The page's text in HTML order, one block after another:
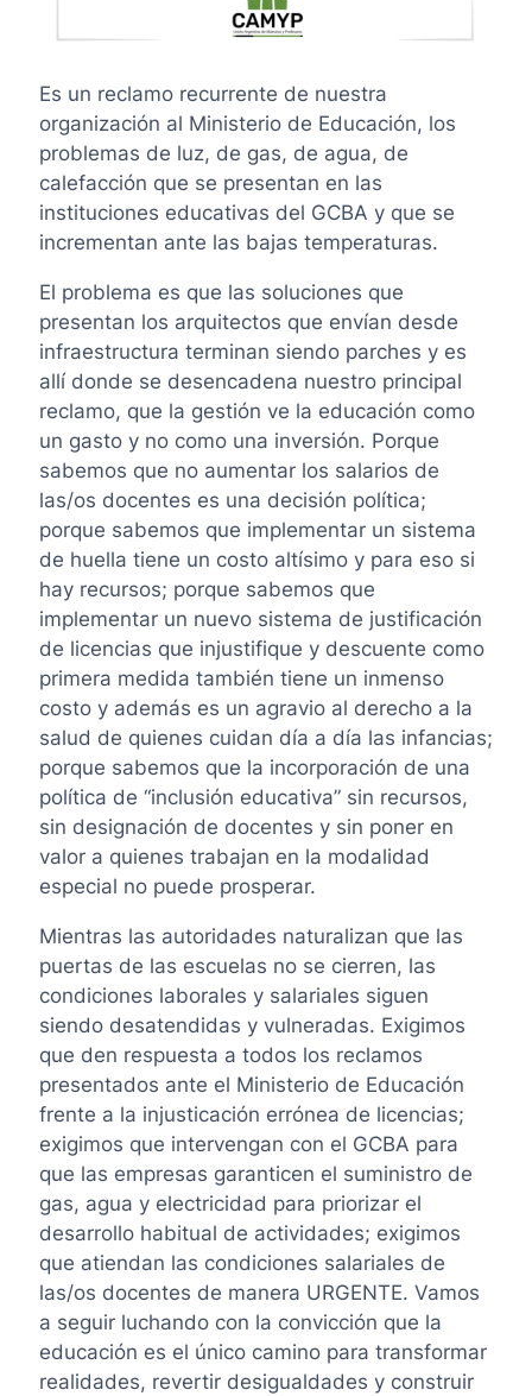
Es un reclamo recurrente de nuestra
organización al Ministerio de Educación, los
problemas de luz, de gas, de agua, de
calefacción que se presentan en las
instituciones educativas del GCBA y que se
incrementan ante las bajas temperaturas.
El problema es que las soluciones que
presentan los arquitectos que envían desde
infraestructura terminan siendo parches y es
allí donde se desencadena nuestro principal
reclamo, que la gestión ve la educación como
un gasto y no como una inversión. Porque
sabemos que no aumentar los salarios de
las/os docentes es una decisión política;
porque sabemos que implementar un sistema
de huella tiene un costo altísimo y para eso si
hay recursos; porque sabemos que
implementar un nuevo sistema de justificación
de licencias que injustifique y descuente como
primera medida también tiene un inmenso
costo y además es un agravio al derecho a la
salud de quienes cuidan día a día las infancias;
porque sabemos que la incorporación de una
política de “inclusión educativa” sin recursos,
sin designación de docentes y sin poner en
valor a quienes trabajan en la modalidad
especial no puede prosperar.
Mientras las autoridades naturalizan que las
puertas de las escuelas no se cierren, las
condiciones laborales y salariales siguen
siendo desatendidas y vulneradas. Exigimos
que den respuesta a todos los reclamos
presentados ante el Ministerio de Educación
frente a la injusticación errónea de licencias;
exigimos que intervengan con el GCBA para
que las empresas garanticen el suministro de
gas, agua y electricidad para priorizar el
desarrollo habitual de actividades; exigimos
que atiendan las condiciones salariales de
las/os docentes de manera URGENTE. Vamos
a seguir luchando con la convicción que la
educación es el único camino para transformar
realidades, revertir desigualdades y construir